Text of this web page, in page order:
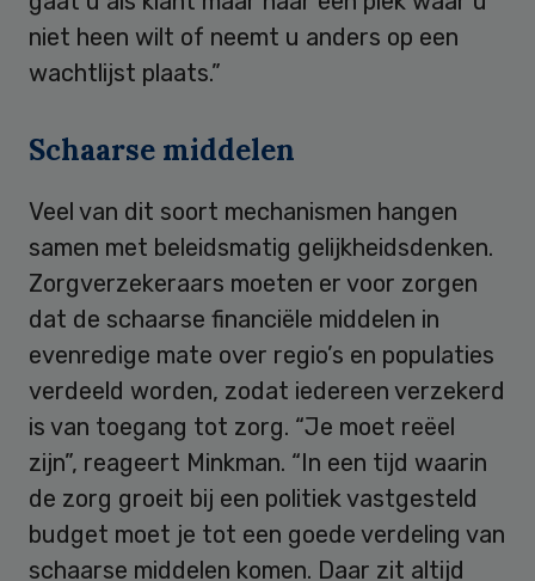
niet heen wilt of neemt u anders op een
wachtlijst plaats.”
Schaarse middelen
Veel van dit soort mechanismen hangen
samen met beleidsmatig gelijkheidsdenken.
Zorgverzekeraars moeten er voor zorgen
dat de schaarse financiële middelen in
evenredige mate over regio’s en populaties
verdeeld worden, zodat iedereen verzekerd
is van toegang tot zorg. “Je moet reëel
zijn”, reageert Minkman. “In een tijd waarin
de zorg groeit bij een politiek vastgesteld
budget moet je tot een goede verdeling van
schaarse middelen komen. Daar zit altijd